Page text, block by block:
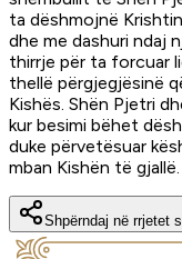
ta dëshmojnë
dhe me dashuri
thirrje për ta forcuar
thellë përgjegjësinë
Kishës. Shën Pjetri
kur besimi bëhet
duke përvetësuar
mban Kishën të gjallë.
Shpërndaj në rrjetet